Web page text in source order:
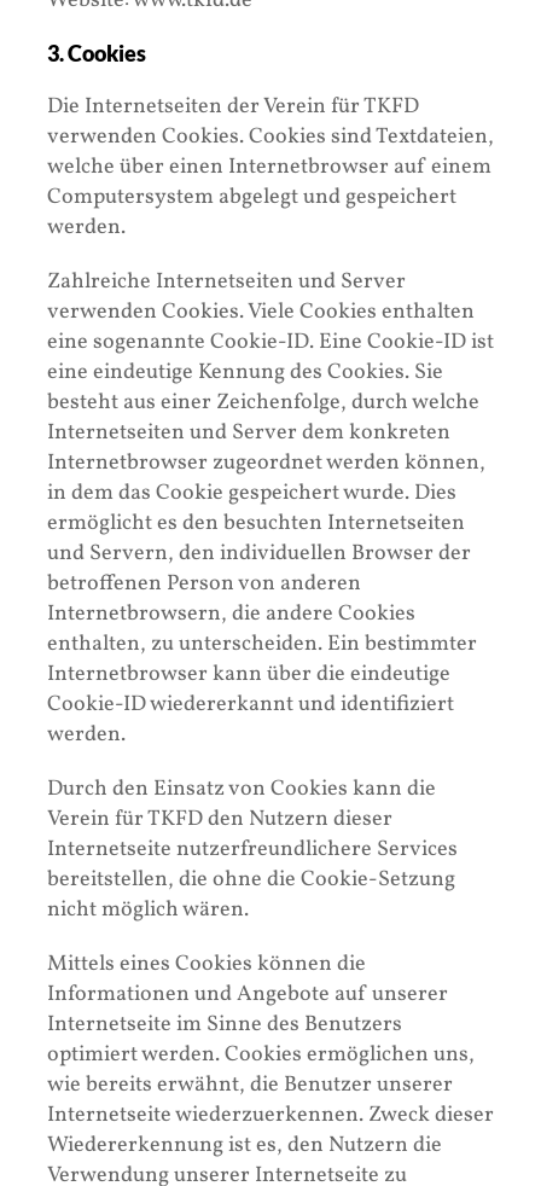
3. Cookies
Die Internetseiten der Verein für TKFD
verwenden Cookies. Cookies sind Textdateien,
welche über einen Internetbrowser auf einem
Computersystem abgelegt und gespeichert
werden.
Zahlreiche Internetseiten und Server
verwenden Cookies. Viele Cookies enthalten
eine sogenannte Cookie-ID. Eine Cookie-ID ist
eine eindeutige Kennung des Cookies. Sie
besteht aus einer Zeichenfolge, durch welche
Internetseiten und Server dem konkreten
Internetbrowser zugeordnet werden können,
in dem das Cookie gespeichert wurde. Dies
ermöglicht es den besuchten Internetseiten
und Servern, den individuellen Browser der
betroffenen Person von anderen
Internetbrowsern, die andere Cookies
enthalten, zu unterscheiden. Ein bestimmter
Internetbrowser kann über die eindeutige
Cookie-ID wiedererkannt und identifiziert
werden.
Durch den Einsatz von Cookies kann die
Verein für TKFD den Nutzern dieser
Internetseite nutzerfreundlichere Services
bereitstellen, die ohne die Cookie-Setzung
nicht möglich wären.
Mittels eines Cookies können die
Informationen und Angebote auf unserer
Internetseite im Sinne des Benutzers
optimiert werden. Cookies ermöglichen uns,
wie bereits erwähnt, die Benutzer unserer
Internetseite wiederzuerkennen. Zweck dieser
Wiedererkennung ist es, den Nutzern die
Verwendung unserer Internetseite zu